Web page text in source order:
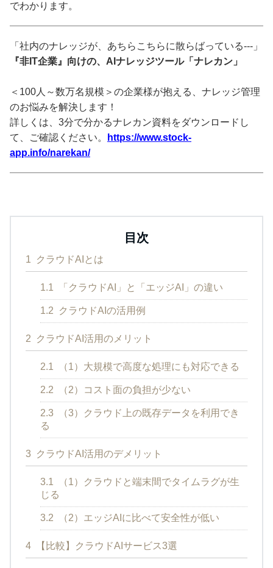
でわかります。
「社内のナレッジが、あちらこちらに散らばっている---」
『非IT企業』向けの、AIナレッジツール「ナレカン」
＜100人～数万名規模＞の企業様が抱える、ナレッジ管理
のお悩みを解決します！
詳しくは、3分で分かるナレカン資料をダウンロードし
て、ご確認ください。
https://www.stock-
app.info/narekan/
目次
1 クラウドAIとは
1.1 「クラウドAI」と「エッジAI」の違い
1.2 クラウドAIの活用例
2 クラウドAI活用のメリット
2.1 （1）大規模で高度な処理にも対応できる
2.2 （2）コスト面の負担が少ない
2.3
（3）クラウド上の既存データを利用でき
る
3 クラウドAI活用のデメリット
3.1
（1）クラウドと端末間でタイムラグが生
じる
3.2 （2）エッジAIに比べて安全性が低い
4 【比較】クラウドAIサービス3選